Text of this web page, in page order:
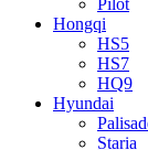
Hongqi
HS5
HS7
HQ9
Hyundai
Staria